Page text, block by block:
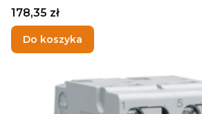
Cena
178,35 zł
Do koszyka